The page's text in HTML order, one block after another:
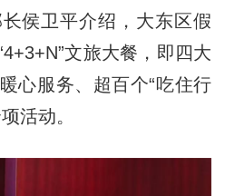
侯卫平介绍，大东区假
文旅大餐，即四大
心服务、超百个“吃住行
活动。